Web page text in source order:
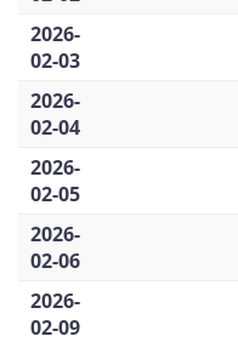
2026-
02-03
2026-
02-04
2026-
02-05
2026-
02-06
2026-
02-09